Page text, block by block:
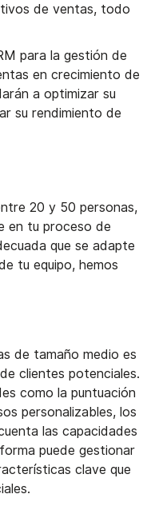
de ventas, todo
para la gestión de
en crecimiento de
a optimizar su
su rendimiento de
20 y 50 personas,
en tu proceso de
que se adapte
tu equipo, hemos
de tamaño medio es
clientes potenciales.
como la puntuación
personalizables, los
las capacidades
puede gestionar
clave que